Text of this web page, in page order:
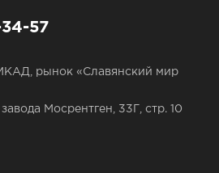
57
рынок «Славянский мир
Мосрентген, 33Г, стр. 10